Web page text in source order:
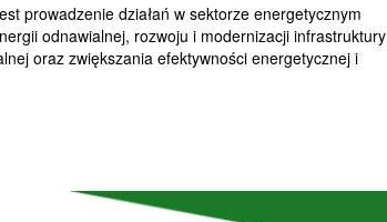
prowadzenie działań w sektorze energetycznym
odnawialnej, rozwoju i modernizacji infrastruktury
oraz zwiększania efektywności energetycznej i